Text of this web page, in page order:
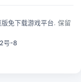
免下载游戏平台. 保留
号-8